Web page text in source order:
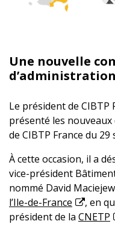
Une nouvelle
d’administration
Le président de CIBTP
présenté les
de CIBTP France du
À cette occasion, il a
vice-président
nommé David
l’Ile-de-France
, en
président de la CNETP